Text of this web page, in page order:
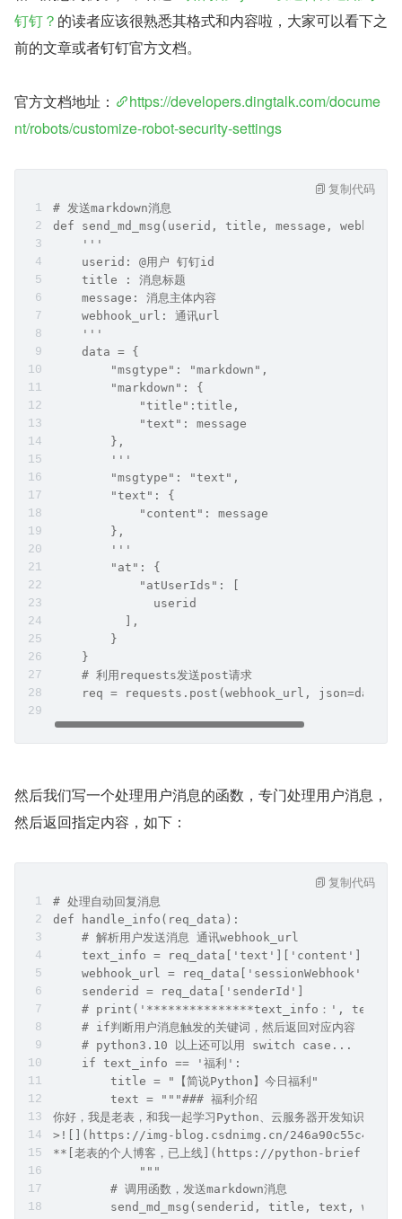
钉钉？ 的读者应该很熟悉其格式和内容啦，大家可以看下之
前的文章或者钉钉官方文档。
官方文档地址：
https://developers.dingtalk.com/docume
nt/robots/customize-robot-security-settings
# 发送markdown消息
def send_md_msg(userid, title, message,
    '''
    userid: @用户 钉钉id
    title : 消息标题
    message: 消息主体内容
    webhook_url: 通讯url
    '''
    data = {
        "msgtype": "markdown",
        "markdown": {
            "title":title,
            "text": message
        },
        '''
        "msgtype": "text",
        "text": {
            "content": message
        },
        '''
        "at": {
            "atUserIds": [
              userid
          ],
        }
    }
    # 利用requests发送post请求
    req = requests.post(webhook_url, json=data)
复制代码
然后我们写一个处理用户消息的函数，专门处理用户消息，
然后返回指定内容，如下：
# 处理自动回复消息
def handle_info(req_data):
    # 解析用户发送消息 通讯webhook_url
text_info =
    webhook_url = req_data['sessionWebhook']
    senderid = req_data['senderId']
# print('***************text_info：',
    # if判断用户消息触发的关键词，然后返回对应内容
    # python3.10 以上还可以用 switch case...
    if text_info == '福利':
        title = "【简说Python】今日福利"
        text = """### 福利介绍
你好，我是老表，和我一起学习Python、云服务器开发知识啦！\n
>![](https://img-blog.csdnimg.cn/
**[老表的个人博客，已上线](https://python-
            """
        # 调用函数，发送markdown消息
send_md_msg(senderid, title, text,
复制代码